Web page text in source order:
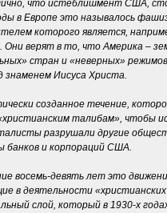
что истеблишмент США,
в Европе это называлось
которого является,
Они верят в то, что Америка –
стран и «неверных»
знаменем Иисуса Христа.
созданное течение,
талибам», чтобы
разрушали другие
банков и корпораций США.
восемь-девять лет это
в деятельности
слой, который в 1930-х